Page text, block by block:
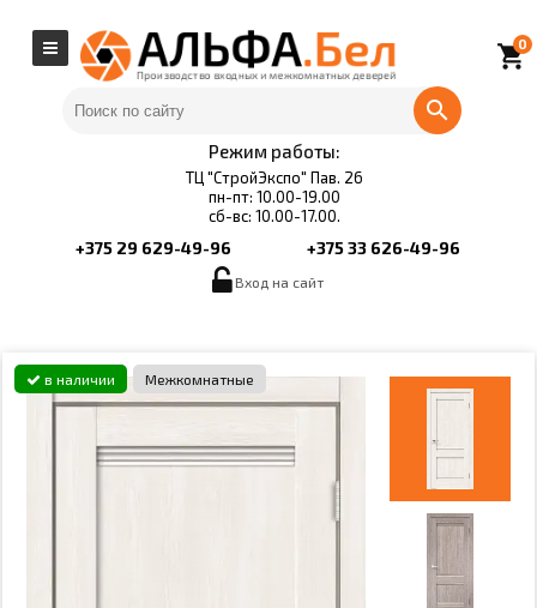
Режим работы:
ТЦ "СтройЭкспо" Пав. 26
пн-пт: 10.00-19.00
сб-вс: 10.00-17.00.
+375 29 629-49-96 +375 33 626-49-96
local_grocery_store
0
Вход на сайт
в наличии Межкомнатные